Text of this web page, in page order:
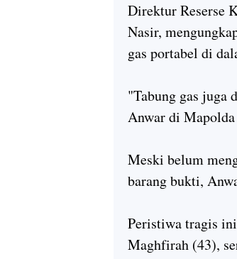
Direktur Reserse
Nasir,
gas portabel di
"Tabung gas juga
Anwar di
Meski belum
barang bukti,
Peristiwa tragis
Maghfirah (43),